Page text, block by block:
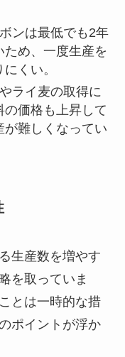
ンは最低でも2年
ため、一度生産を
くい。
ライ麦の取得に
価格も上昇して
が難しくなってい
生産数を増やす
を取っていま
とは一時的な措
ポイントが浮か